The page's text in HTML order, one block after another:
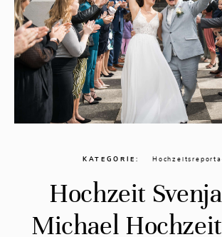
KATEGORIE
Hochzeit
Michael